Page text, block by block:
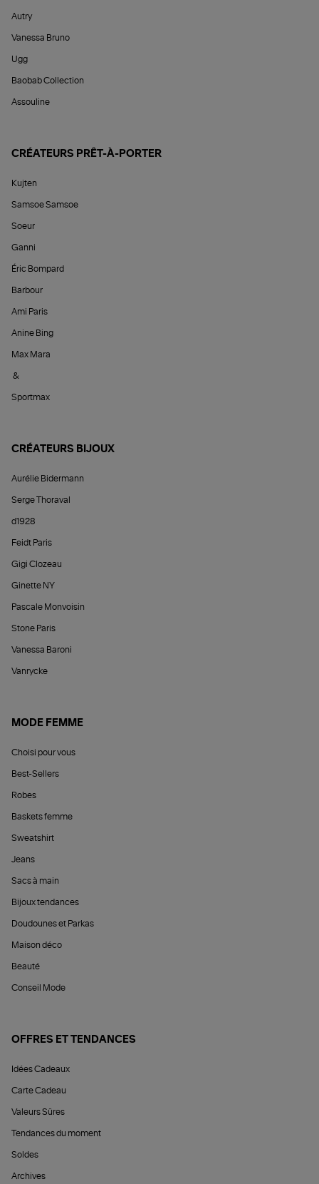
Autry
Vanessa Bruno
Ugg
Baobab Collection
Assouline
CRÉATEURS PRÊT-À-PORTER
Kujten
Samsoe Samsoe
Soeur
Ganni
Éric Bompard
Barbour
Ami Paris
Anine Bing
Max Mara
&
Sportmax
CRÉATEURS BIJOUX
Aurélie Bidermann
Serge Thoraval
d1928
Feidt Paris
Gigi Clozeau
Ginette NY
Pascale Monvoisin
Stone Paris
Vanessa Baroni
Vanrycke
MODE FEMME
Choisi pour vous
Best-Sellers
Robes
Baskets femme
Sweatshirt
Jeans
Sacs à main
Bijoux tendances
Doudounes et Parkas
Maison déco
Beauté
Conseil Mode
OFFRES ET TENDANCES
Idées Cadeaux
Carte Cadeau
Valeurs Sûres
Tendances du moment
Soldes
Archives